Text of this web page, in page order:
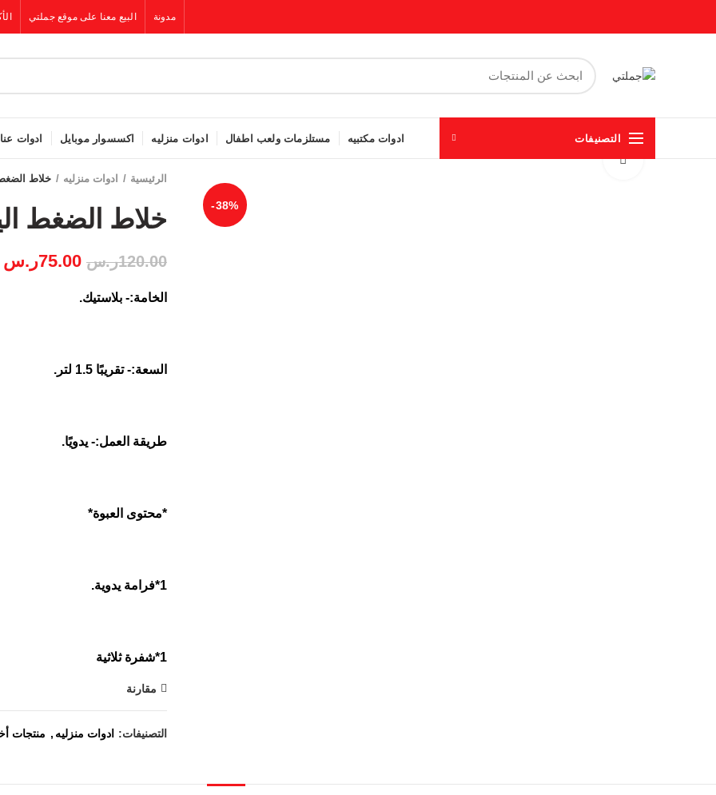
مدونة البيع معنا على موقع جملتي
التصنيفات ادوات مكتبيه مستلزمات ولعب اطفال ادوات منزليه اكسسوار موبايل ادوات
-38%
Click to enlarge
الرئيسية
ادوات منزليه خلاط الضغط
خلاط الضغط
120.00ر.س 75.00ر.س
الخامة:- بلاستيك.
السعة:- تقريبًا 1.5 لتر.
طريقة العمل:- يدويًا.
*محتوى العبوة*
1*فرامة يدوية.
1*شفرة ثلاثية
مقارنة
التصنيفات: ادوات منزليه , منتجات